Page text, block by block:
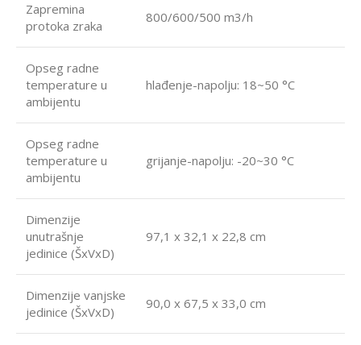
Zapremina
protoka zraka
800/600/500 m3/h
Opseg radne
temperature u
ambijentu
hlađenje-napolju: 18~50 °C
Opseg radne
temperature u
ambijentu
grijanje-napolju: -20~30 °C
Dimenzije
unutrašnje
jedinice (ŠxVxD)
97,1 x 32,1 x 22,8 cm
Dimenzije vanjske
jedinice (ŠxVxD)
90,0 x 67,5 x 33,0 cm